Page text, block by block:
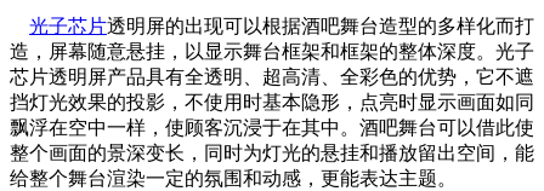
光子芯片透明屏的出现可以根据酒吧舞台造型的多样化而打
造，屏幕随意悬挂，以显示舞台框架和框架的整体深度。光子
芯片透明屏产品具有全透明、超高清、全彩色的优势，它不遮
挡灯光效果的投影，不使用时基本隐形，点亮时显示画面如同
飘浮在空中一样，使顾客沉浸于在其中。酒吧舞台可以借此使
整个画面的景深变长，同时为灯光的悬挂和播放留出空间，能
给整个舞台渲染一定的氛围和动感，更能表达主题。